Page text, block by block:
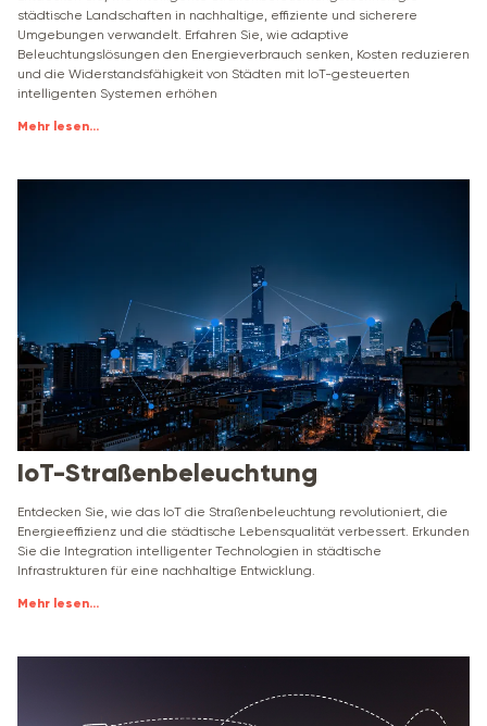
städtische Landschaften in nachhaltige, effiziente und sicherere
Umgebungen verwandelt. Erfahren Sie, wie adaptive
Beleuchtungslösungen den Energieverbrauch senken, Kosten reduzieren
und die Widerstandsfähigkeit von Städten mit IoT-gesteuerten
intelligenten Systemen erhöhen
Mehr lesen...
IoT-Straßenbeleuchtung
Entdecken Sie, wie das IoT die Straßenbeleuchtung revolutioniert, die
Energieeffizienz und die städtische Lebensqualität verbessert. Erkunden
Sie die Integration intelligenter Technologien in städtische
Infrastrukturen für eine nachhaltige Entwicklung.
Mehr lesen...